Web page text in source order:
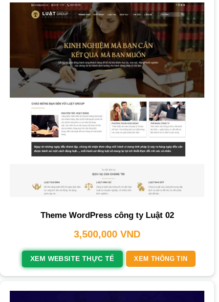
Theme WordPress công ty Luật 02
3,500,000 VND
XEM WEBSITE THỰC TẾ XEM THÔNG TIN